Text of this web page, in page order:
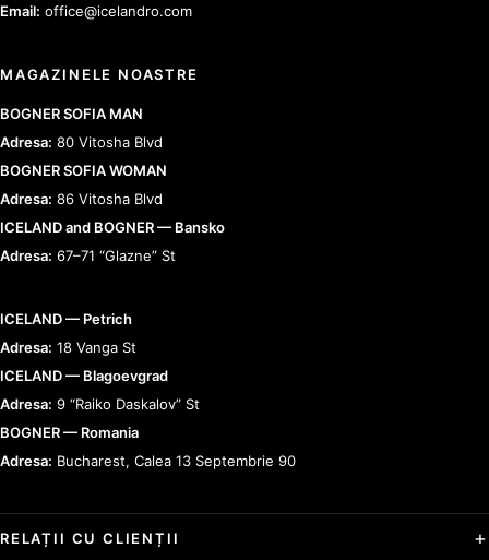
Email: office@icelandro.com
MAGAZINELE NOASTRE
BOGNER SOFIA MAN
Adresa: 80 Vitosha Blvd
BOGNER SOFIA WOMAN
Adresa: 86 Vitosha Blvd
ICELAND and BOGNER — Bansko
Adresa: 67–71 “Glazne” St
ICELAND — Petrich
Adresa: 18 Vanga St
ICELAND — Blagoevgrad
Adresa: 9 “Raiko Daskalov” St
BOGNER — Romania
Adresa: Bucharest, Calea 13 Septembrie 90
RELAȚII CU CLIENȚII